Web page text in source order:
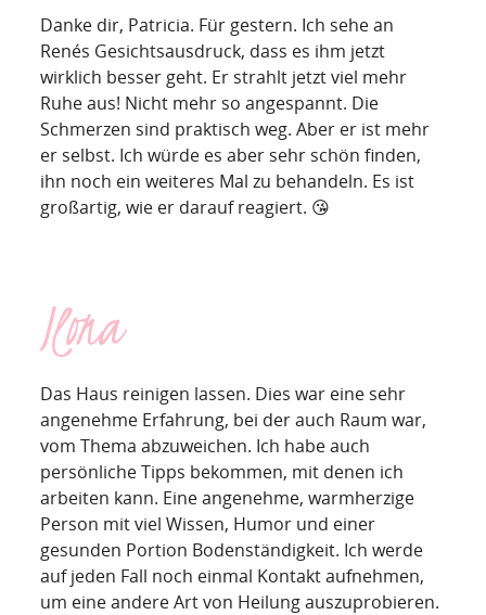
Danke dir, Patricia. Für gestern. Ich sehe an
Renés Gesichtsausdruck, dass es ihm jetzt
wirklich besser geht. Er strahlt jetzt viel mehr
Ruhe aus! Nicht mehr so angespannt. Die
Schmerzen sind praktisch weg. Aber er ist mehr
er selbst. Ich würde es aber sehr schön finden,
ihn noch ein weiteres Mal zu behandeln. Es ist
großartig, wie er darauf reagiert. 😘
Ilona
Das Haus reinigen lassen. Dies war eine sehr
angenehme Erfahrung, bei der auch Raum war,
vom Thema abzuweichen. Ich habe auch
persönliche Tipps bekommen, mit denen ich
arbeiten kann. Eine angenehme, warmherzige
Person mit viel Wissen, Humor und einer
gesunden Portion Bodenständigkeit. Ich werde
auf jeden Fall noch einmal Kontakt aufnehmen,
um eine andere Art von Heilung auszuprobieren.